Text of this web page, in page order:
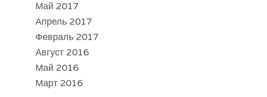
Май 2017
Апрель 2017
Февраль 2017
Август 2016
Май 2016
Март 2016